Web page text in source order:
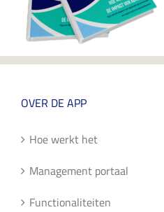
OVER DE APP
Hoe werkt het
Management portaal
Functionaliteiten